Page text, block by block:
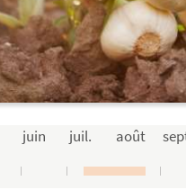
juin juil. août